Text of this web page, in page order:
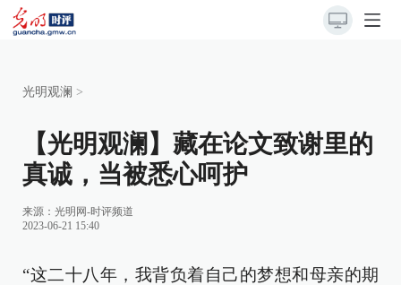
光明观澜 >
【光明观澜】藏在论文致谢里的
真诚，当被悉心呵护
来源： 光明网-时评频道
2023-06-21 15:40
“这二十八年，我背负着自己的梦想和母亲的期